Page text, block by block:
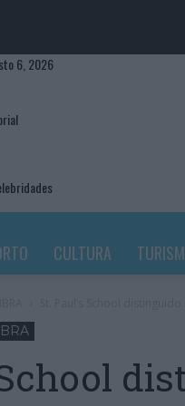
6, 2026
CULTURA